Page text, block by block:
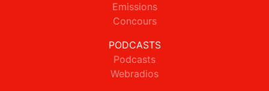
Emissions
Concours
PODCASTS
Podcasts
Webradios